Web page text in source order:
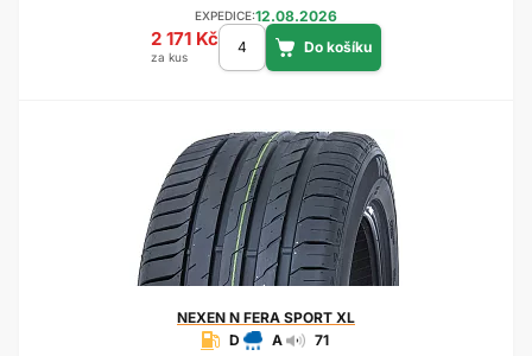
EXPEDICE:12.08.2026
2 171 Kč
za kus
NEXEN N FERA SPORT XL
D
A 71